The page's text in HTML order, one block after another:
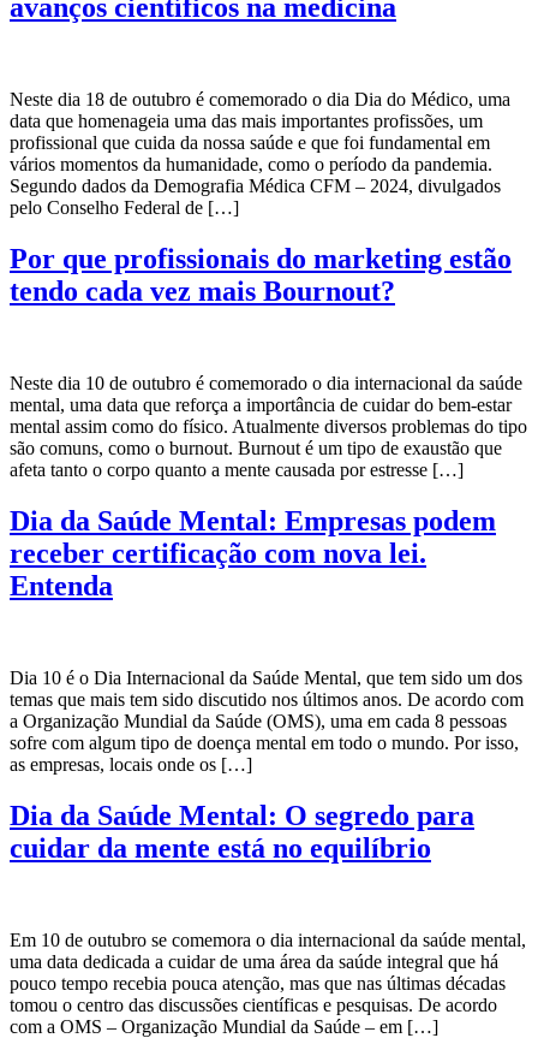
avanços científicos na medicina
Neste dia 18 de outubro é comemorado o dia Dia do Médico, uma
data que homenageia uma das mais importantes profissões, um
profissional que cuida da nossa saúde e que foi fundamental em
vários momentos da humanidade, como o período da pandemia.
Segundo dados da Demografia Médica CFM – 2024, divulgados
pelo Conselho Federal de […]
Por que profissionais do marketing estão
tendo cada vez mais Bournout?
Neste dia 10 de outubro é comemorado o dia internacional da saúde
mental, uma data que reforça a importância de cuidar do bem-estar
mental assim como do físico. Atualmente diversos problemas do tipo
são comuns, como o burnout. Burnout é um tipo de exaustão que
afeta tanto o corpo quanto a mente causada por estresse […]
Dia da Saúde Mental: Empresas podem
receber certificação com nova lei.
Entenda
Dia 10 é o Dia Internacional da Saúde Mental, que tem sido um dos
temas que mais tem sido discutido nos últimos anos. De acordo com
a Organização Mundial da Saúde (OMS), uma em cada 8 pessoas
sofre com algum tipo de doença mental em todo o mundo. Por isso,
as empresas, locais onde os […]
Dia da Saúde Mental: O segredo para
cuidar da mente está no equilíbrio
Em 10 de outubro se comemora o dia internacional da saúde mental,
uma data dedicada a cuidar de uma área da saúde integral que há
pouco tempo recebia pouca atenção, mas que nas últimas décadas
tomou o centro das discussões científicas e pesquisas. De acordo
com a OMS – Organização Mundial da Saúde – em […]